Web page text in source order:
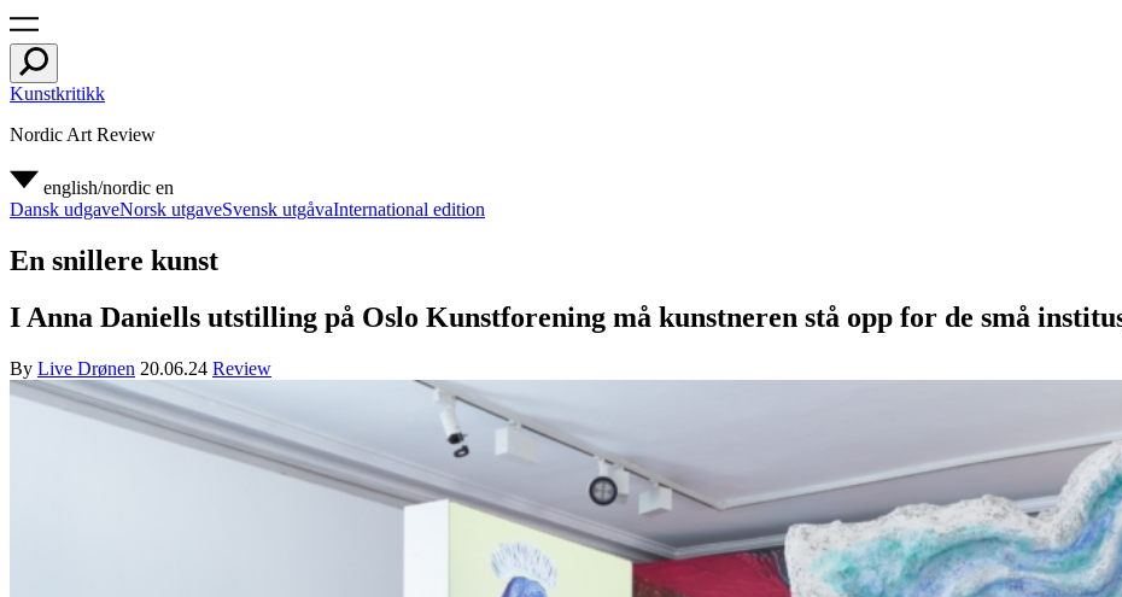
Kunstkritikk
Nordic Art Review
english/nordic en
Dansk udgaveNorsk utgaveSvensk utgåvaInternational edition
En snillere kunst
I Anna Daniells utstilling på Oslo Kunstforening må kunstneren stå opp for de små
By Live Drønen 20.06.24 Review